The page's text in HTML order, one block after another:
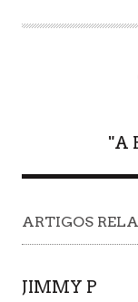
"A
ARTIGOS
JIMMY P